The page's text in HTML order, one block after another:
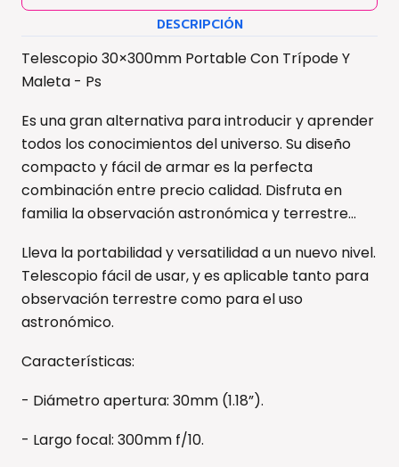
DESCRIPCIÓN
Telescopio 30×300mm Portable Con Trípode Y
Maleta - Ps
Es una gran alternativa para introducir y aprender
todos los conocimientos del universo. Su diseño
compacto y fácil de armar es la perfecta
combinación entre precio calidad. Disfruta en
familia la observación astronómica y terrestre…
Lleva la portabilidad y versatilidad a un nuevo nivel.
Telescopio fácil de usar, y es aplicable tanto para
observación terrestre como para el uso
astronómico.
Características:
- Diámetro apertura: 30mm (1.18”).
- Largo focal: 300mm f/10.